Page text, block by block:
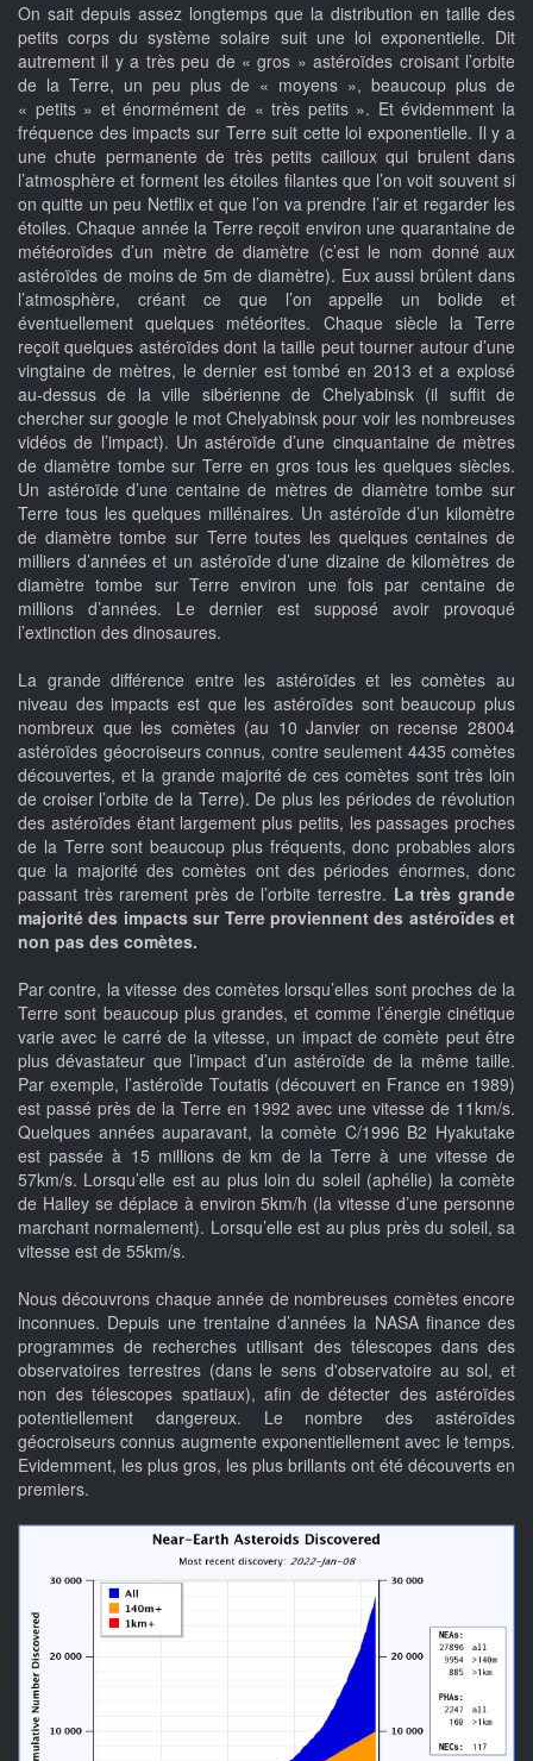
On sait depuis assez longtemps que la distribution en taille des
petits corps du système solaire suit une loi exponentielle. Dit
autrement il y a très peu de « gros » astéroïdes croisant l’orbite
de la Terre, un peu plus de « moyens », beaucoup plus de
« petits » et énormément de « très petits ». Et évidemment la
fréquence des impacts sur Terre suit cette loi exponentielle. Il y a
une chute permanente de très petits cailloux qui brulent dans
l’atmosphère et forment les étoiles filantes que l’on voit souvent si
on quitte un peu Netflix et que l’on va prendre l’air et regarder les
étoiles. Chaque année la Terre reçoit environ une quarantaine de
météoroïdes d’un mètre de diamètre (c’est le nom donné aux
astéroïdes de moins de 5m de diamètre). Eux aussi brûlent dans
l’atmosphère, créant ce que l’on appelle un bolide et
éventuellement quelques météorites. Chaque siècle la Terre
reçoit quelques astéroïdes dont la taille peut tourner autour d’une
vingtaine de mètres, le dernier est tombé en 2013 et a explosé
au-dessus de la ville sibérienne de Chelyabinsk (il suffit de
chercher sur google le mot Chelyabinsk pour voir les nombreuses
vidéos de l’impact). Un astéroïde d’une cinquantaine de mètres
de diamètre tombe sur Terre en gros tous les quelques siècles.
Un astéroïde d’une centaine de mètres de diamètre tombe sur
Terre tous les quelques millénaires. Un astéroïde d’un kilomètre
de diamètre tombe sur Terre toutes les quelques centaines de
milliers d’années et un astéroïde d’une dizaine de kilomètres de
diamètre tombe sur Terre environ une fois par centaine de
millions d’années. Le dernier est supposé avoir provoqué
l’extinction des dinosaures.
La grande différence entre les astéroïdes et les comètes au
niveau des impacts est que les astéroïdes sont beaucoup plus
nombreux que les comètes (au 10 Janvier on recense 28004
astéroïdes géocroiseurs connus, contre seulement 4435 comètes
découvertes, et la grande majorité de ces comètes sont très loin
de croiser l’orbite de la Terre). De plus les périodes de révolution
des astéroïdes étant largement plus petits, les passages proches
de la Terre sont beaucoup plus fréquents, donc probables alors
que la majorité des comètes ont des périodes énormes, donc
passant très rarement près de l’orbite terrestre. La très grande
majorité des impacts sur Terre proviennent des astéroïdes et
non pas des comètes.
Par contre, la vitesse des comètes lorsqu’elles sont proches de la
Terre sont beaucoup plus grandes, et comme l’énergie cinétique
varie avec le carré de la vitesse, un impact de comète peut être
plus dévastateur que l’impact d’un astéroïde de la même taille.
Par exemple, l’astéroïde Toutatis (découvert en France en 1989)
est passé près de la Terre en 1992 avec une vitesse de 11km/s.
Quelques années auparavant, la comète C/1996 B2 Hyakutake
est passée à 15 millions de km de la Terre à une vitesse de
57km/s. Lorsqu’elle est au plus loin du soleil (aphélie) la comète
de Halley se déplace à environ 5km/h (la vitesse d’une personne
marchant normalement). Lorsqu’elle est au plus près du soleil, sa
vitesse est de 55km/s.
Nous découvrons chaque année de nombreuses comètes encore
inconnues. Depuis une trentaine d’années la NASA finance des
programmes de recherches utilisant des télescopes dans des
observatoires terrestres (dans le sens d'observatoire au sol, et
non des télescopes spatiaux), afin de détecter des astéroïdes
potentiellement dangereux. Le nombre des astéroïdes
géocroiseurs connus augmente exponentiellement avec le temps.
Evidemment, les plus gros, les plus brillants ont été découverts en
premiers.